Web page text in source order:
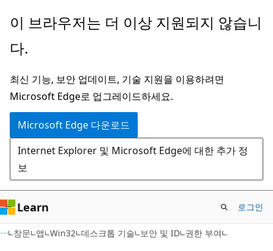
주
콘
츠
로
건
너
뛰
기
이 브라우저는 더 이상 지원되지 않습니
다.
최신 기능, 보안 업데이트, 기술 지원을 이용하려면
Microsoft Edge로 업그레이드하세요.
Microsoft Edge 다운로드
Internet Explorer 및 Microsoft Edge에 대한 추가 정
보
Learn 로그인
창문 앱 Win32 데스크톱 기술 보안 및 ID 권한 부여